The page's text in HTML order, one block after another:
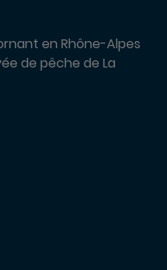
en Rhône-Alpes
de pêche de La